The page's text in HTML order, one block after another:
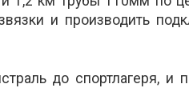
и производить
до спортлагеря, и